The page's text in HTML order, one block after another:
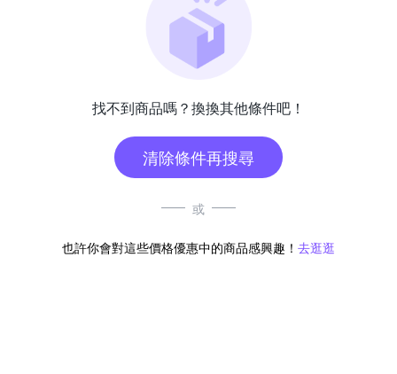
找不到商品嗎？換換其他條件吧！
清除條件再搜尋
或
也許你會對這些價格優惠中的商品感興趣！ 去逛逛